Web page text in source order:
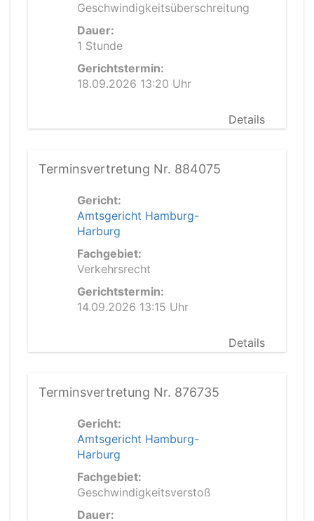
Geschwindigkeitsüberschreitung
Dauer:
1 Stunde
Gerichtstermin:
18.09.2026 13:20 Uhr
Details
Terminsvertretung Nr. 884075
Gericht:
Amtsgericht Hamburg-
Harburg
Fachgebiet:
Verkehrsrecht
Gerichtstermin:
14.09.2026 13:15 Uhr
Details
Terminsvertretung Nr. 876735
Gericht:
Amtsgericht Hamburg-
Harburg
Fachgebiet:
Geschwindigkeitsverstoß
Dauer: